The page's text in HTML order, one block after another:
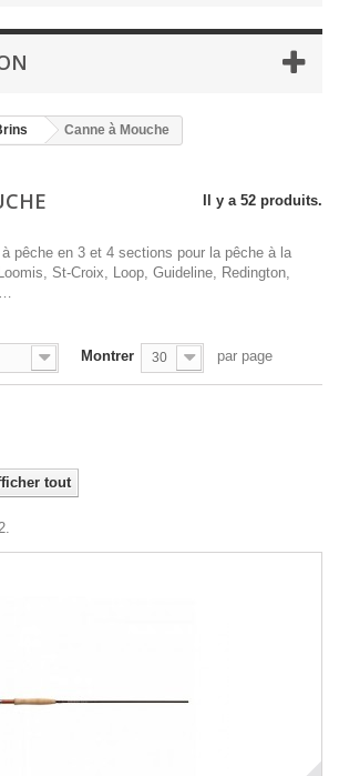
Canne à Mouche
Il y a 52 produits.
pêche en 3 et 4 sections pour la pêche à la
St-Croix, Loop, Guideline, Redington,
Montrer 30 par page
tout